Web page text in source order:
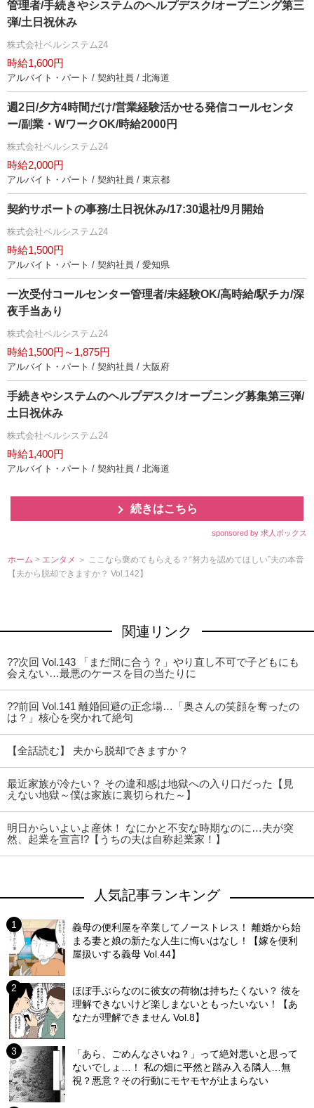
管理者/手続きやシステムのヘルプデスク/オープニング第三
弾/土日祝休み
株式会社ベルシステム24
時給1,600円
アルバイト・パート / 契約社員 / 北海道
週2日/夕方4時間だけ/営業経験活かせる発信コールセンタ
ー/副業・WワークOK/時給2000円
株式会社ベルシステム24
時給2,000円
アルバイト・パート / 契約社員 / 東京都
契約サポートの事務/土日祝休み/17:30退社/9月開始
株式会社ベルシステム24
時給1,500円
アルバイト・パート / 契約社員 / 愛知県
一次受付コールセンター管理者/未経験OK/高時給/駅チカ/深
夜手当あり
株式会社ベルシステム24
時給1,500円～1,875円
アルバイト・パート / 契約社員 / 大阪府
手続きやシステムのヘルプデスク/オープニング募集第三弾/
土日祝休み
株式会社ベルシステム24
時給1,400円
アルバイト・パート / 契約社員 / 北海道
続きはこちら
sponsored by 求人ボックス
ホーム > エンタメ ＞ ここなら褒めてもらえる？“努力を認めてほしい”夫の本音
【夫から脱却できますか？ Vol.142】
関連リンク
??次回 Vol.143 「まだ間に合う？」やり直し不可で子どもにも
会えない…最悪のケースを目の当たりに
??前回 Vol.141 離婚回避の正念場…「奥さんの笑顔を奪ったの
は？」核心を突かれて絶句
【全話読む】 夫から脱却できますか？
最近家族が冷たい？ その違和感は地獄への入り口だった【見
えない地獄～僕は家族に裏切られた～】
明日からいよいよ産休！ なにかと不安な時期なのに…夫が突
然、起業を宣言!?【うちの夫は自称起業家！】
人気記事ランキング
義母の便利屋を卒業してノーストレス！ 離婚から始
まる妻と娘の新たな人生に悔いはなし！【嫁を便利
屋扱いする義母 Vol.44】
ほぼ手ぶらなのに彼女の荷物は持ちたくない？ 彼を
理解できないけど楽しまないともったいない！【あ
なたが理解できません Vol.8】
「あら、ごめんなさいね？」って絶対悪いと思って
ないでしょ…！ 私の畑に平然と踏み入る隣人…無
視？悪意？その行動にモヤモヤが止まらない